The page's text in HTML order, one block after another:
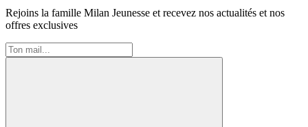
Rejoins la famille Milan Jeunesse et recevez nos actualités et nos
offres exclusives